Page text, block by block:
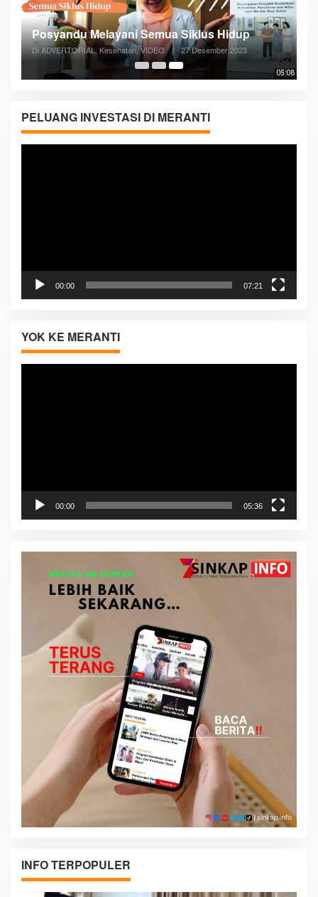
05:08
Posyandu Melayani Semua Siklus Hidup
Di ADVERTORIAL, Kesehatan, VIDEO | 27 Desember 2023
PELUANG INVESTASI DI MERANTI
00:00 07:21
YOK KE MERANTI
00:00 05:36
INFO TERPOPULER